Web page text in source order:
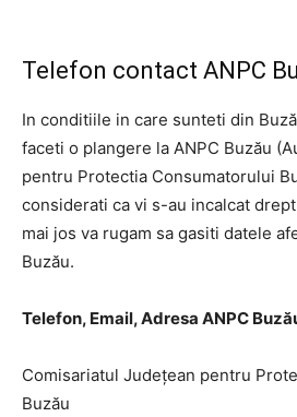
Telefon contact ANPC
In conditiile in care sunteti din
faceti o plangere la ANPC Buzău
pentru Protectia Consumatorului
considerati ca vi s-au incalcat
mai jos va rugam sa gasiti datele
Buzău.
Telefon, Email, Adresa ANPC
Comisariatul Judeţean pentru
Buzău